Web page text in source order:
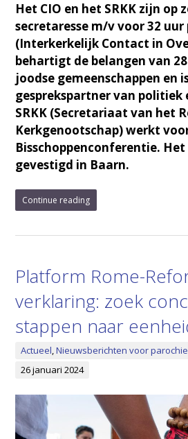
Het CIO en het SRKK zijn op
secretaresse m/v voor 32 uur
(Interkerkelijk Contact in
behartigt de belangen van
joodse gemeenschappen en
gesprekspartner van politiek
SRKK (Secretariaat van het
Kerkgenootschap) werkt
Bisschoppenconferentie.
gevestigd in Baarn.
Continue reading
Platform Rome-
verklaring: zoek
stappen naar
Actueel,Nieuwsberichten voor
26 januari 2024